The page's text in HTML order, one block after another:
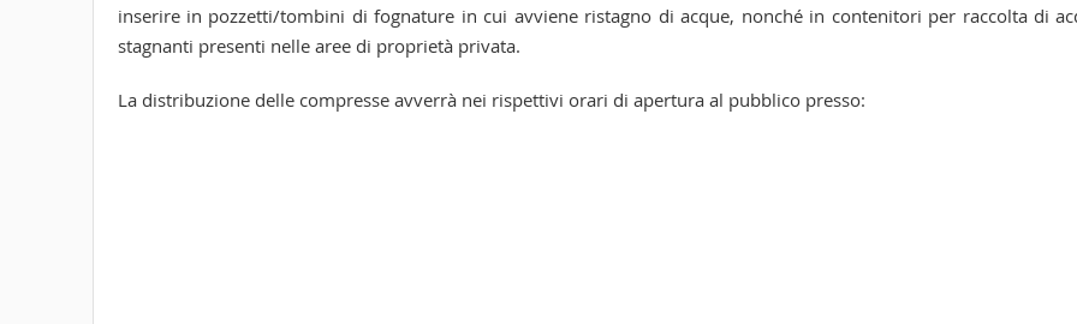
inserire in pozzetti/tombini di fognature in cui avviene ristagno di acque, nonché in contenitori per raccolta di
stagnanti presenti nelle aree di proprietà privata.
La distribuzione delle compresse avverrà nei rispettivi orari di apertura al pubblico presso: